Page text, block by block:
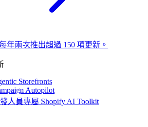
年兩次推出超過 150 項更新。
Storefronts
Autopilot
人員專屬 Shopify AI Toolkit